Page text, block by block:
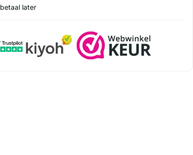
betaal later